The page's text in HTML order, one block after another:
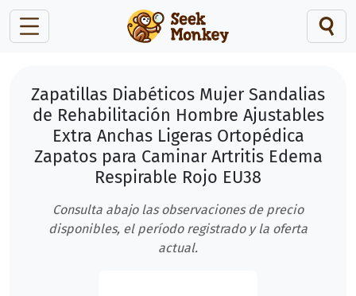
Zapatillas Diabéticos Mujer Sandalias
de Rehabilitación Hombre Ajustables
Extra Anchas Ligeras Ortopédica
Zapatos para Caminar Artritis Edema
Respirable Rojo EU38
Consulta abajo las observaciones de precio
disponibles, el período registrado y la oferta
actual.